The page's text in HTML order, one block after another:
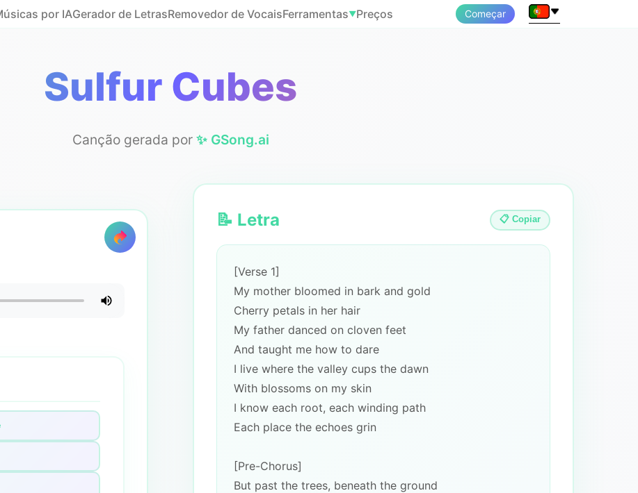
por IAGerador de LetrasRemovedor de VocaisFerramentas▼Preços Começar
Sulfur Cubes
Canção gerada por ✨ GSong.ai
📝 Letra 📋 Copiar
[Verse 1]
My mother bloomed in bark and gold
Cherry petals in her hair
My father danced on cloven feet
And taught me how to dare
I live where the valley cups the dawn
With blossoms on my skin
I know each root, each winding path
Each place the echoes grin
[Pre-Chorus]
But past the trees, beneath the ground